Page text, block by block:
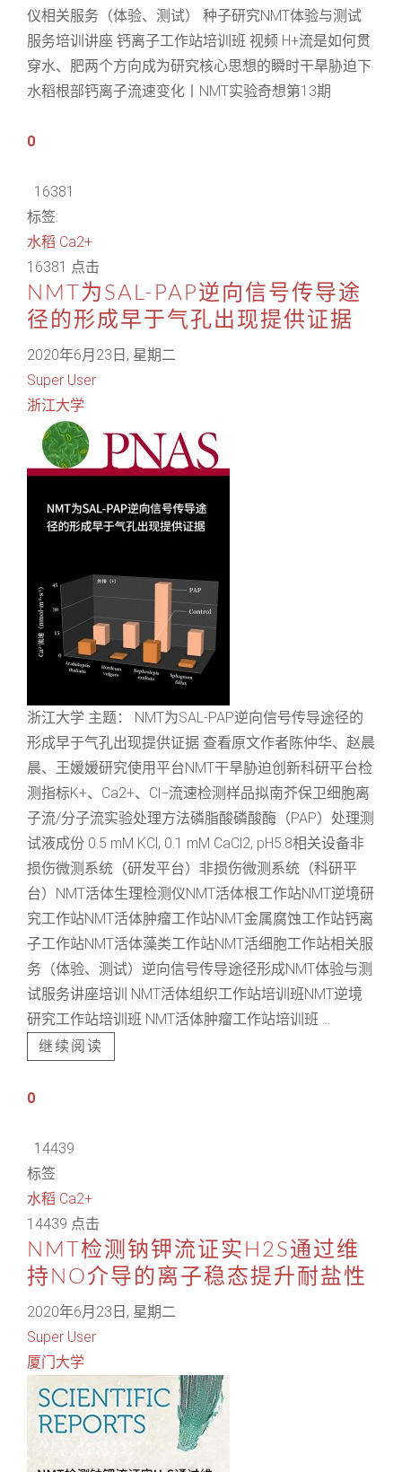
仪相关服务（体验、测试） 种子研究NMT体验与测试
服务培训讲座 钙离子工作站培训班 视频 H+流是如何贯
穿水、肥两个方向成为研究核心思想的瞬时干旱胁迫下
水稻根部钙离子流速变化丨NMT实验奇想第13期
0
16381
标签:
水稻 Ca2+
16381 点击
NMT为SAL-PAP逆向信号传导途
径的形成早于气孔出现提供证据
2020年6月23日, 星期二
Super User
浙江大学
浙江大学 主题： NMT为SAL-PAP逆向信号传导途径的
形成早于气孔出现提供证据 查看原文作者陈仲华、赵晨
晨、王媛媛研究使用平台NMT干旱胁迫创新科研平台检
测指标K+、Ca2+、Cl−流速检测样品拟南芥保卫细胞离
子流/分子流实验处理方法磷脂酸磷酸酶（PAP）处理测
试液成份 0.5 mM KCl, 0.1 mM CaCl2, pH5.8相关设备非
损伤微测系统（研发平台）非损伤微测系统（科研平
台）NMT活体生理检测仪NMT活体根工作站NMT逆境研
究工作站NMT活体肿瘤工作站NMT金属腐蚀工作站钙离
子工作站NMT活体藻类工作站NMT活细胞工作站相关服
务（体验、测试）逆向信号传导途径形成NMT体验与测
试服务讲座培训 NMT活体组织工作站培训班NMT逆境
研究工作站培训班 NMT活体肿瘤工作站培训班 ...
继续阅读
0
14439
标签:
水稻 Ca2+
14439 点击
NMT检测钠钾流证实H2S通过维
持NO介导的离子稳态提升耐盐性
2020年6月23日, 星期二
Super User
厦门大学